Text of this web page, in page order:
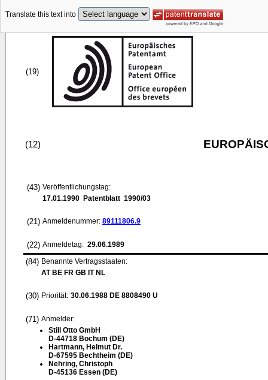
Translate this text into
(19)
(12)
(43) Veröffentlichungstag:
17.01.1990 Patentblatt 1990/03
(21) Anmeldenummer: 89111806.9
(22) Anmeldetag: 29.06.1989
(84) Benannte Vertragsstaaten:
AT BE FR GB IT NL
(30) Priorität: 30.06.1988 DE 8808490 U
(71) Anmelder:
Still Otto GmbH
D-44718 Bochum (DE)
Hartmann, Helmut Dr.
D-67595 Bechtheim (DE)
Nehring, Christoph
D-45136 Essen (DE)